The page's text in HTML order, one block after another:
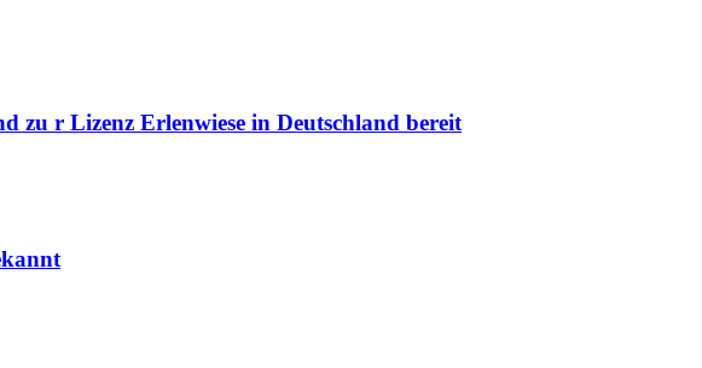
zu r Lizenz Erlenwiese in Deutschland bereit